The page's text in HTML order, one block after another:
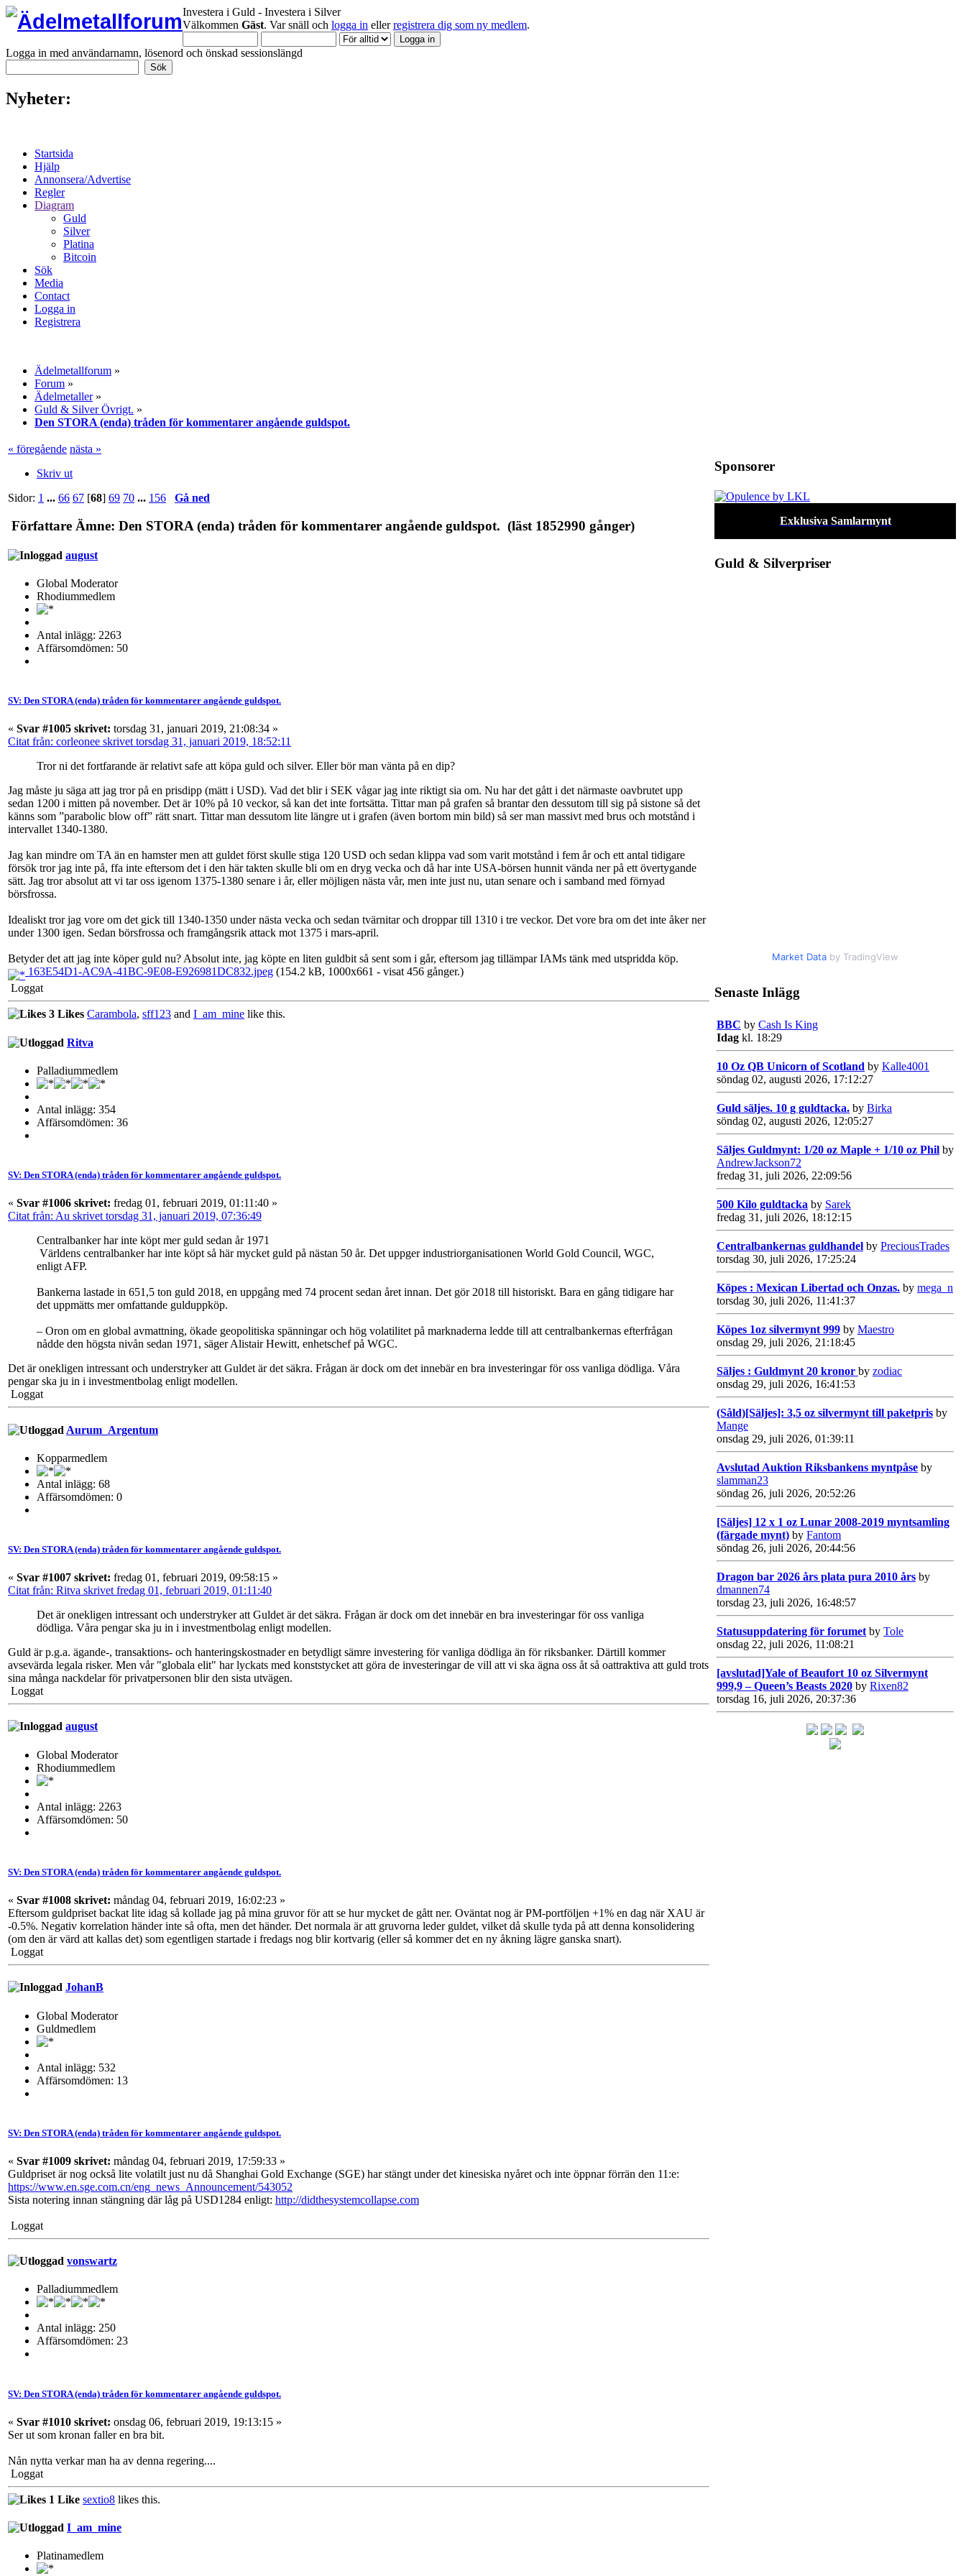
Investera i Guld - Investera i Silver
Välkommen Gäst. Var snäll och logga in ellerregistrera dig som ny medlem.
Logga in med användarnamn, lösenord och önskad sessionslängd
Nyheter:
Startsida
Hjälp
Annonsera/Advertise
Regler
Diagram
Guld
Silver
Platina
Bitcoin
Sök
Media
Contact
Logga in
Registrera
Ädelmetallforum »
Forum »
Ädelmetaller»
Guld & Silver Övrigt. »
Den STORA (enda) tråden för kommentarer angående guldspot.
« föregående nästa »
Skriv ut
Sidor: 1 ... 66 67 [68] 69 70 ... 156 Gå ned
Författare Ämne: Den STORA (enda) tråden för kommentarer angående guldspot. (läst 1852990 gånger)
august
Global Moderator
Rhodiummedlem
Antal inlägg: 2263
Affärsomdömen: 50
SV: Den STORA (enda) tråden för kommentarer angående guldspot.
« Svar #1005 skrivet: torsdag 31, januari 2019, 21:08:34 »
Citat från: corleonee skrivet torsdag 31, januari 2019, 18:52:11
Tror ni det fortfarande är relativt safe att köpa guld och silver. Eller bör man vänta på en dip?
Jag måste ju säga att jag tror på en prisdipp (mätt i USD). Vad det blir i SEK vågar jag inte riktigt sia om. Nu har det gått i det närmaste oavbrutet upp
sedan 1200 i mitten på november. Det är 10% på 10 veckor, så kan det inte fortsätta. Tittar man på grafen så brantar den dessutom till sig på sistone så det
känns som ”parabolic blow off” rätt snart. Tittar man dessutom lite längre ut i grafen (även bortom min bild) så ser man massivt med brus och motstånd i
intervallet 1340-1380.
Jag kan mindre om TA än en hamster men att guldet först skulle stiga 120 USD och sedan klippa vad som varit motstånd i fem år och ett antal tidigare
försök tror jag inte på, ffa inte eftersom det i den här takten skulle bli om en dryg vecka och då har inte USA-börsen hunnit vända ner på ett övertygande
sätt. Jag tror absolut att vi tar oss igenom 1375-1380 senare i år, eller möjligen nästa vår, men inte just nu, utan senare och i samband med förnyad
börsfrossa.
Idealiskt tror jag vore om det gick till 1340-1350 under nästa vecka och sedan tvärnitar och droppar till 1310 i tre veckor. Det vore bra om det inte åker ner
under 1300 igen. Sedan börsfrossa och framgångsrik attack mot 1375 i mars-april.
Betyder det att jag inte köper guld nu? Absolut inte, jag köpte en liten guldbit så sent som i går, eftersom jag tillämpar IAMs tänk med utspridda köp.
163E54D1-AC9A-41BC-9E08-E926981DC832.jpeg (154.2 kB, 1000x661 - visat 456 gånger.)
Loggat
3 Likes Carambola, sff123 and I_am_mine like this.
Ritva
Palladiummedlem
Antal inlägg: 354
Affärsomdömen: 36
SV: Den STORA (enda) tråden för kommentarer angående guldspot.
« Svar #1006 skrivet: fredag 01, februari 2019, 01:11:40 »
Citat från: Au skrivet torsdag 31, januari 2019, 07:36:49
Centralbanker har inte köpt mer guld sedan år 1971
Världens centralbanker har inte köpt så här mycket guld på nästan 50 år. Det uppger industriorganisationen World Gold Council, WGC,
enligt AFP.
Bankerna lastade in 651,5 ton guld 2018, en uppgång med 74 procent sedan året innan. Det gör 2018 till historiskt. Bara en gång tidigare har
det uppmätts mer omfattande gulduppköp.
– Oron om en global avmattning, ökade geopolitiska spänningar och hög volatilitet på marknaderna ledde till att centralbankernas efterfrågan
nådde den högsta nivån sedan 1971, säger Alistair Hewitt, enhetschef på WGC.
Det är onekligen intressant och understryker att Guldet är det säkra. Frågan är dock om det innebär en bra investeringar för oss vanliga dödliga. Våra
pengar ska ju in i investmentbolag enligt modellen.
Loggat
Aurum_Argentum
Kopparmedlem
Antal inlägg: 68
Affärsomdömen: 0
SV: Den STORA (enda) tråden för kommentarer angående guldspot.
« Svar #1007 skrivet: fredag 01, februari 2019, 09:58:15 »
Citat från: Ritva skrivet fredag 01, februari 2019, 01:11:40
Det är onekligen intressant och understryker att Guldet är det säkra. Frågan är dock om det innebär en bra investeringar för oss vanliga
dödliga. Våra pengar ska ju in i investmentbolag enligt modellen.
Guld är p.g.a. ägande-, transaktions- och hanteringskostnader en betydligt sämre investering för vanliga dödliga än för riksbanker. Därtill kommer
avsevärda legala risker. Men vår "globala elit" har lyckats med konststycket att göra de investeringar de vill att vi ska ägna oss åt så oattraktiva att guld trots
sina många nackdelar för privatpersonen blir den sista utvägen.
Loggat
august
Global Moderator
Rhodiummedlem
Antal inlägg: 2263
Affärsomdömen: 50
SV: Den STORA (enda) tråden för kommentarer angående guldspot.
« Svar #1008 skrivet: måndag 04, februari 2019, 16:02:23 »
Eftersom guldpriset backat lite idag så kollade jag på mina gruvor för att se hur mycket de gått ner. Oväntat nog är PM-portföljen +1% en dag när XAU är
-0.5%. Negativ korrelation händer inte så ofta, men det händer. Det normala är att gruvorna leder guldet, vilket då skulle tyda på att denna konsolidering
(om den är värd att kallas det) som egentligen startade i fredags nog blir kortvarig (eller så kommer det en ny åkning lägre ganska snart).
Loggat
JohanB
Global Moderator
Guldmedlem
Antal inlägg: 532
Affärsomdömen: 13
SV: Den STORA (enda) tråden för kommentarer angående guldspot.
« Svar #1009 skrivet: måndag 04, februari 2019, 17:59:33 »
Guldpriset är nog också lite volatilt just nu då Shanghai Gold Exchange (SGE) har stängt under det kinesiska nyåret och inte öppnar förrän den 11:e:
https://www.en.sge.com.cn/eng_news_Announcement/543052
Sista notering innan stängning där låg på USD1284 enligt: http://didthesystemcollapse.com
Loggat
vonswartz
Palladiummedlem
Antal inlägg: 250
Affärsomdömen: 23
SV: Den STORA (enda) tråden för kommentarer angående guldspot.
« Svar #1010 skrivet: onsdag 06, februari 2019, 19:13:15 »
Ser ut som kronan faller en bra bit.
Nån nytta verkar man ha av denna regering....
Loggat
1 Like sextio8 likes this.
I_am_mine
Platinamedlem
Sponsorer
Exklusiva Samlarmynt
Guld & Silverpriser
Market Data by TradingView
Senaste Inlägg
BBC by Cash Is King
Idag kl. 18:29
10 Oz QB Unicorn of Scotland by Kalle4001
söndag 02, augusti 2026, 17:12:27
Guld säljes. 10 g guldtacka. by Birka
söndag 02, augusti 2026, 12:05:27
Säljes Guldmynt: 1/20 oz Maple + 1/10 oz Phil by
AndrewJackson72
fredag 31, juli 2026, 22:09:56
500 Kilo guldtacka by Sarek
fredag 31, juli 2026, 18:12:15
Centralbankernas guldhandel by PreciousTrades
torsdag 30, juli 2026, 17:25:24
Köpes : Mexican Libertad och Onzas. by mega_n
torsdag 30, juli 2026, 11:41:37
Köpes 1oz silvermynt 999 by Maestro
onsdag 29, juli 2026, 21:18:45
Säljes : Guldmynt 20 kronor by zodiac
onsdag 29, juli 2026, 16:41:53
(Såld)[Säljes]: 3,5 oz silvermynt till paketpris by
Mange
onsdag 29, juli 2026, 01:39:11
Avslutad Auktion Riksbankens myntpåse by
slamman23
söndag 26, juli 2026, 20:52:26
[Säljes] 12 x 1 oz Lunar 2008-2019 myntsamling
(färgade mynt) by Fantom
söndag 26, juli 2026, 20:44:56
Dragon bar 2026 års plata pura 2010 års by
dmannen74
torsdag 23, juli 2026, 16:48:57
Statusuppdatering för forumet by Tole
onsdag 22, juli 2026, 11:08:21
[avslutad]Yale of Beaufort 10 oz Silvermynt
999,9 – Queen’s Beasts 2020 by Rixen82
torsdag 16, juli 2026, 20:37:36